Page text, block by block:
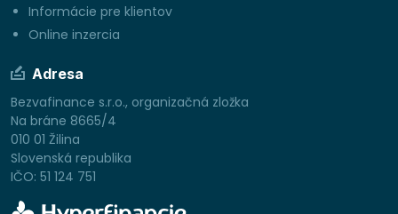
Informácie pre klientov
Online inzercia
Adresa
Bezvafinance s.r.o., organizačná zložka
Na bráne 8665/4
010 01 Žilina
Slovenská republika
IČO: 51 124 751